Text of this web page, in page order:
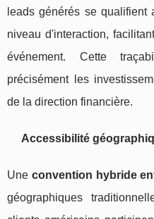
leads générés se qualifient
niveau d'interaction,
événement. Cette
précisément les
de la direction financière.
Accessibilité
Une convention hybride
géographiques